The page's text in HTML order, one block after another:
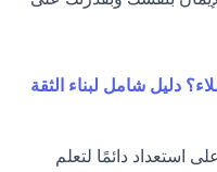
دليل شامل لبناء الثقة
استعداد دائمًا لتعلم